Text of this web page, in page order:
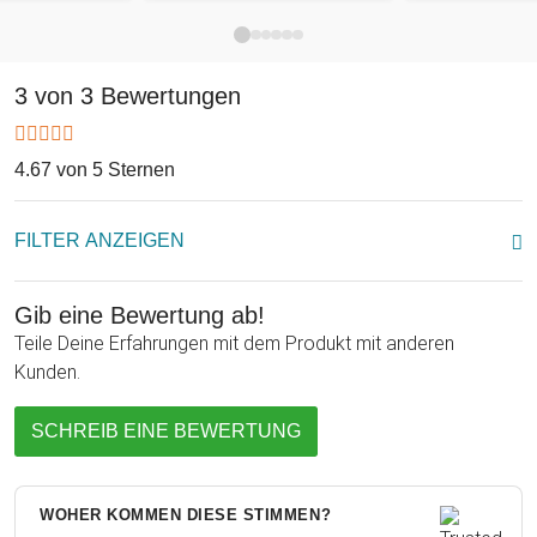
Kompass-Motiv betont nicht nur Fernweh und die Weiten der
mit besinnlichem Whiskygenuss einhergeht.
Ob als Geschenk zum Geburtstag, zum Vatertag oder auch
zum Kühlen von gutem Alkohol - veredelt durch ein
3 von 3 Bewertungen
4.67 von 5 Sternen
FILTER ANZEIGEN
Gib eine Bewertung ab!
Teile Deine Erfahrungen mit dem Produkt mit anderen
Kunden.
SCHREIB EINE BEWERTUNG
WOHER KOMMEN DIESE STIMMEN?